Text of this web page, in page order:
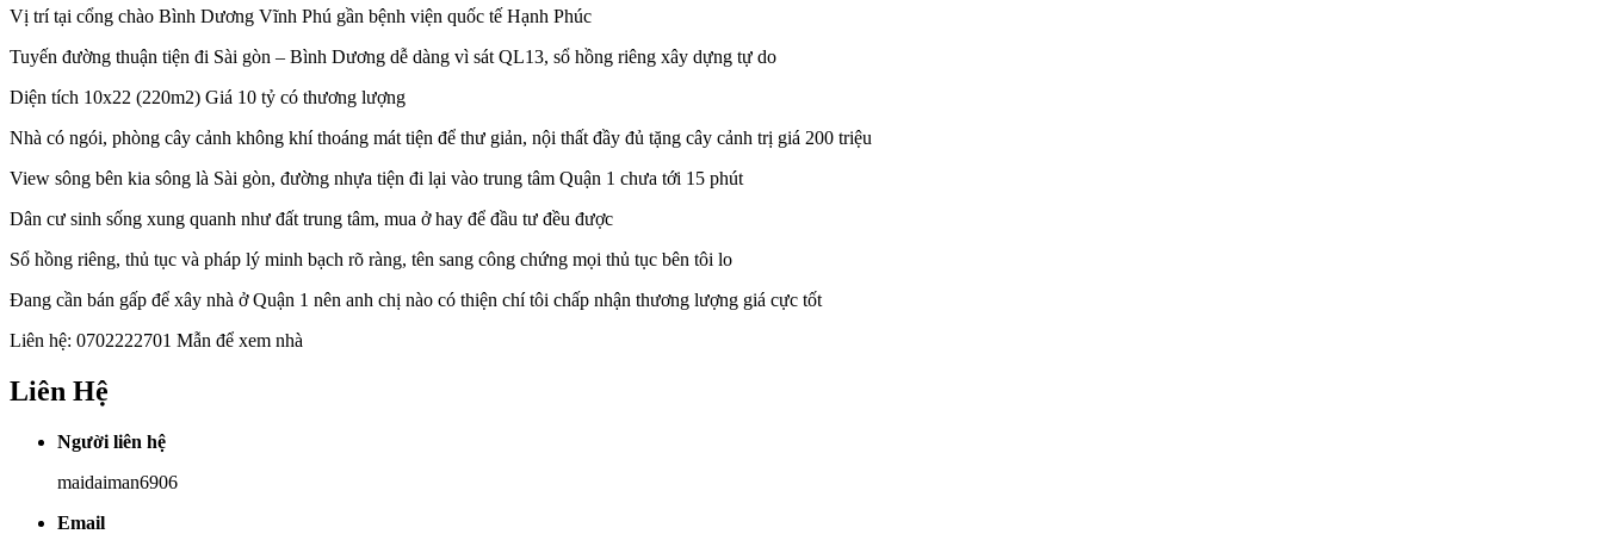
Vị trí tại cổng chào Bình Dương Vĩnh Phú gần bệnh viện quốc tế Hạnh Phúc
Tuyến đường thuận tiện đi Sài gòn – Bình Dương dễ dàng vì sát QL13, sổ hồng riêng xây dựng tự do
Diện tích 10x22 (220m2) Giá 10 tỷ có thương lượng
Nhà có ngói, phòng cây cảnh không khí thoáng mát tiện để thư giản, nội thất đầy đủ tặng cây cảnh trị giá 200 triệu
View sông bên kia sông là Sài gòn, đường nhựa tiện đi lại vào trung tâm Quận 1 chưa tới 15 phút
Dân cư sinh sống xung quanh như đất trung tâm, mua ở hay để đầu tư đều được
Sổ hồng riêng, thủ tục và pháp lý minh bạch rõ ràng, tên sang công chứng mọi thủ tục bên tôi lo
Đang cần bán gấp để xây nhà ở Quận 1 nên anh chị nào có thiện chí tôi chấp nhận thương lượng giá cực tốt
Liên hệ: 0702222701 Mẫn để xem nhà
Liên Hệ
Người liên hệ
maidaiman6906
Email